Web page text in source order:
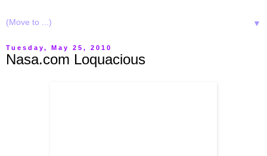
▼
Tuesday, May 25, 2010
Nasa.com Loquacious